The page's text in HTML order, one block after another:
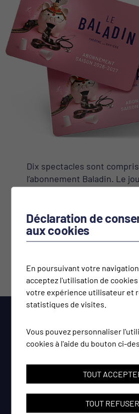
Dix spectacles sont
l’abonnement Baladin. Le
sont prioritaires dans
PDF
2026-
Déclaration de
aux cookies
En poursuivant votre
acceptez l'utilisation de
votre expérience utilisateur et
statistiques de visites.
Vous pouvez personnaliser
cookies à l'aide du bouton ci-
TOUT
TOUT REFUSER